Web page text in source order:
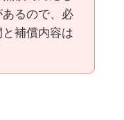
るので、必
補償内容は